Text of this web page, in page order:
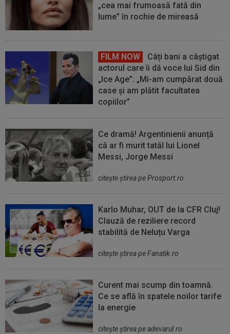
„cea mai frumoasă fată din
lume” în rochie de mireasă
FILM NOW
Câți bani a câștigat
actorul care îi dă voce lui Sid din
„Ice Age”: „Mi-am cumpărat două
case și am plătit facultatea
copiilor”
Ce dramă! Argentinienii anunță
că ar fi murit tatăl lui Lionel
Messi, Jorge Messi
citeşte ştirea pe Prosport.ro
Karlo Muhar, OUT de la CFR Cluj!
Clauză de reziliere record
stabilită de Neluțu Varga
citeşte ştirea pe Fanatik.ro
Curent mai scump din toamnă.
Ce se află în spatele noilor tarife
la energie
citeşte ştirea pe adevarul.ro